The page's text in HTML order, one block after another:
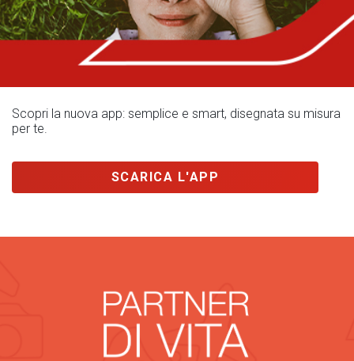
Scopri la nuova app: semplice e smart, disegnata su misura
per te.
SCARICA L'APP